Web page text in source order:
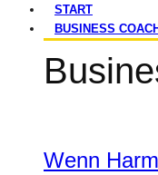
START
BUSINESS
Wenn